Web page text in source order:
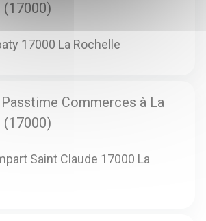
(17000)
17000 La Rochelle
Commerces à La
(17000)
Saint Claude 17000 La